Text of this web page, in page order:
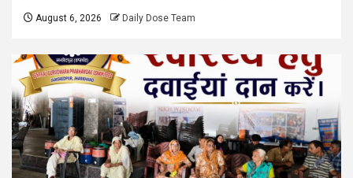
August 6, 2026 Daily Dose Team